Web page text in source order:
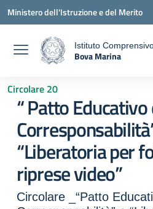
Vai ai contenuti
Vai al menu di navigazione
Vai al footer
Ministero dell'Istruzione e del Merito
Istituto
Bova Marina
Circolare 20
“ Patto Educativo
“Liberatoria per
riprese video”
Circolare _“Patto